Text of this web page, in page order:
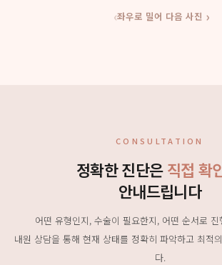
‹좌우로 밀어 다음 사진 ›
CONSULTATION
정확한 진단은직접 확
안내드립니다
어떤 유형인지, 수술이 필요한지, 어떤 순서로
내원 상담을 통해 현재 상태를 정확히 파악하고 최적
다.